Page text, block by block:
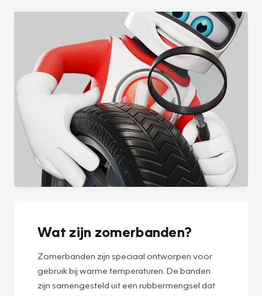
Wat zijn zomerbanden?
Zomerbanden zijn speciaal ontworpen voor
gebruik bij warme temperaturen. De banden
zijn samengesteld uit een rubbermengsel dat